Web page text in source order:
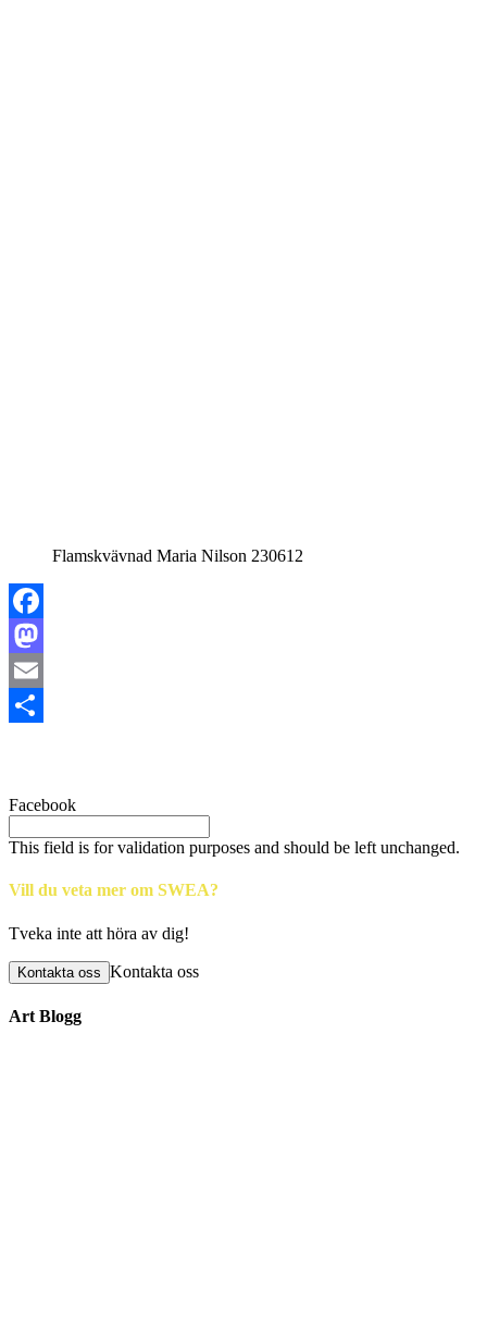
Flamskvävnad Maria Nilson 230612
Facebook
Mastodon
Email
Facebook
This field is for validation purposes and should be left unchanged.
Vill du veta mer om SWEA?
Tveka inte att höra av dig!
Kontakta oss Kontakta oss
Art Blogg